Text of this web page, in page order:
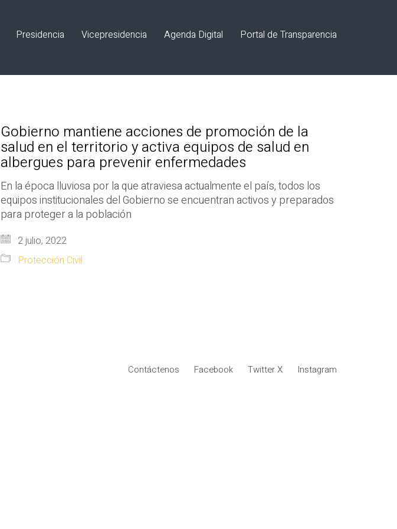
Presidencia Vicepresidencia Agenda Digital Portal de Transparencia
Gobierno mantiene acciones de promoción de la
salud en el territorio y activa equipos de salud en
albergues para prevenir enfermedades
En la época lluviosa por la que atraviesa actualmente el país, todos los
equipos institucionales del Gobierno se encuentran activos y preparados
para proteger a la población
2 julio, 2022
Protección Civil
Contáctenos Facebook Twitter X Instagram